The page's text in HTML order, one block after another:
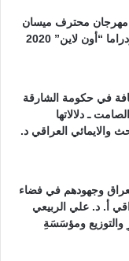
مهرجان محترف ميسان
المسرحي الدولي للمونودراما “أون لاين” 2020
في حكومة الشارقة
ـ دلالاتها
والايمائي العراقي د.
وجهودهم في فضاء
أ. د. علي الربيعي
ومؤسَسَةِ